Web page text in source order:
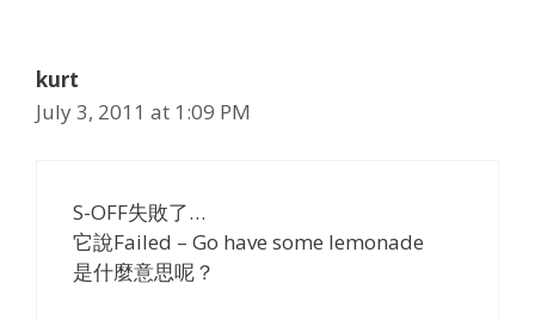
kurt
July 3, 2011 at 1:09 PM
S-OFF失敗了…
它說Failed – Go have some lemonade
是什麼意思呢？